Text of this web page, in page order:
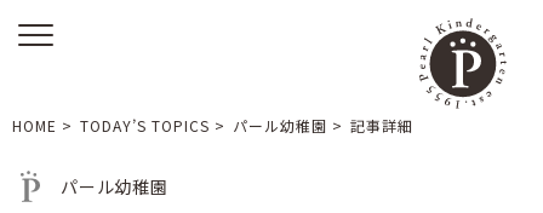
HOME > TODAY’S TOPICS > パール幼稚園 > 記事詳細
パール幼稚園